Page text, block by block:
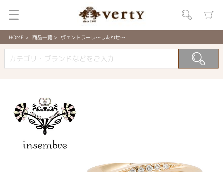
HOME 商品一覧 ヴェントラーレ～しあわせ～